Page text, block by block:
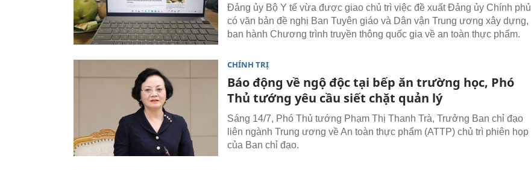
Đảng ủy Bộ Y tế vừa được giao chủ trì việc đề xuất Đảng ủy Chính phủ
có văn bản đề nghị Ban Tuyên giáo và Dân vận Trung ương xây dựng,
ban hành Chương trình truyền thông quốc gia về an toàn thực phẩm.
CHÍNH TRỊ
Báo động về ngộ độc tại bếp ăn trường học, Phó
Thủ tướng yêu cầu siết chặt quản lý
Sáng 14/7, Phó Thủ tướng Phạm Thị Thanh Trà, Trưởng Ban chỉ đạo
liên ngành Trung ương về An toàn thực phẩm (ATTP) chủ trì phiên họp
của Ban chỉ đạo.